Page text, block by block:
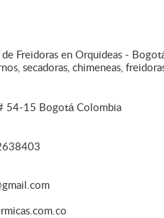
de Freidoras en Orquideas -
secadoras, chimeneas,
54-15 Bogotá Colombia